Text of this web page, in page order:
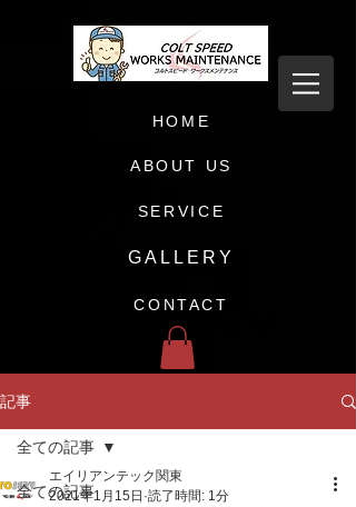
HOME
ABOUT US
SERVICE
GALLERY
CONTACT
記事
全ての記事
全ての記事
エイリアンテック関東
2021年1月15日 読了時間: 1分